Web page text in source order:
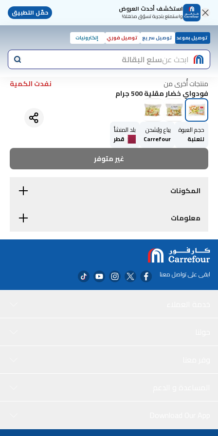
استكشف أحدث العروض
واستمتع بتجربة تسوّق مذهلة! حمّل التطبيق
توصيل بموعد توصيل سريع توصيل فوري إلكترونيات
ابحث عنسلع البقالة
منتجات أُخرى من نفدت الكمية
فودواي خضار مقلية 500 جرام
حجم العبوة
للعلبة
يباع ويُشحن
Carrefour
بلد المنشأ
قطر
غير متوفر
المكونات
معلومات
ابقى على تواصل معنا